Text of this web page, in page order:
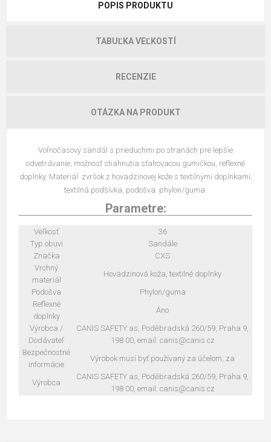
POPIS PRODUKTU
TABUĽKA VEĽKOSTÍ
RECENZIE
OTÁZKA NA PRODUKT
Voľnočasový sandál s prieduchmi po stranách pre lepšie
odvetrávanie, možnosť stiahnutia sťahovacou gumičkou, reflexné
doplnky. Materiál: zvršok z hovädzinovej kože s textilnými doplnkami,
textilná podšívka, podošva: phylon/guma.
Parametre:
Veľkosť
36
Typ obuvi
Sandále
Značka
CXS
Vrchný
materiál
Hovädzinová koža, textilné doplnky
Podošva
Phylon/guma
Reflexné
doplnky
Áno
Výrobca /
Dodávateľ
CANIS SAFETY as, Poděbradská 260/59, Praha 9,
198 00, email: canis@canis.cz
Bezpečnostné
informácie
Výrobok musí byť používaný za účelom, za
Výrobca
CANIS SAFETY as, Poděbradská 260/59, Praha 9,
198 00, email: canis@canis.cz